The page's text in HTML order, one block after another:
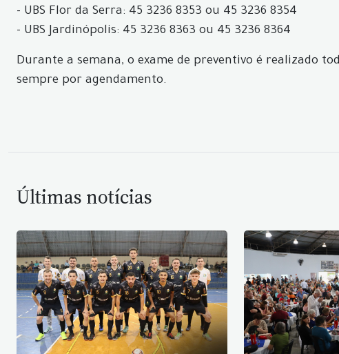
- UBS Flor da Serra: 45 3236 8353 ou 45 3236 8354
- UBS Jardinópolis: 45 3236 8363 ou 45 3236 8364
Durante a semana, o exame de preventivo é realizado
sempre por agendamento.
Últimas notícias